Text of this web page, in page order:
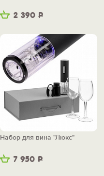
2 390 Р
7 950 Р
Набор для вина "Люкс"